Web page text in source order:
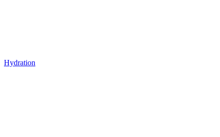
Hydration